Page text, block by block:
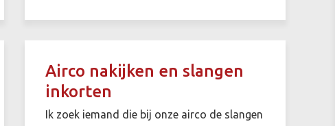
Airco nakijken en slangen
inkorten
Ik zoek iemand die bij onze airco de slangen